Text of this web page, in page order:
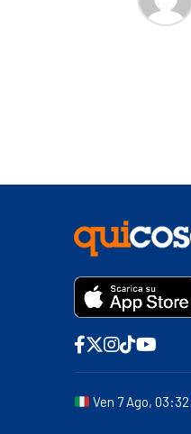
Ven 7 Ago, 03:32